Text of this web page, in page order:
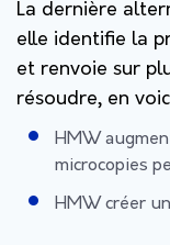
La dernière
elle identifie la
et renvoie sur
résoudre, en
HMW
microcopies
HMW créer